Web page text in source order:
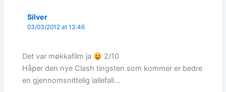
Silver
03/03/2012 at 13:46
Det var møkkafilm ja
2/10
Håper den nye Clash tingsten som kommer er bedre
en gjennomsnittelig iallefall…